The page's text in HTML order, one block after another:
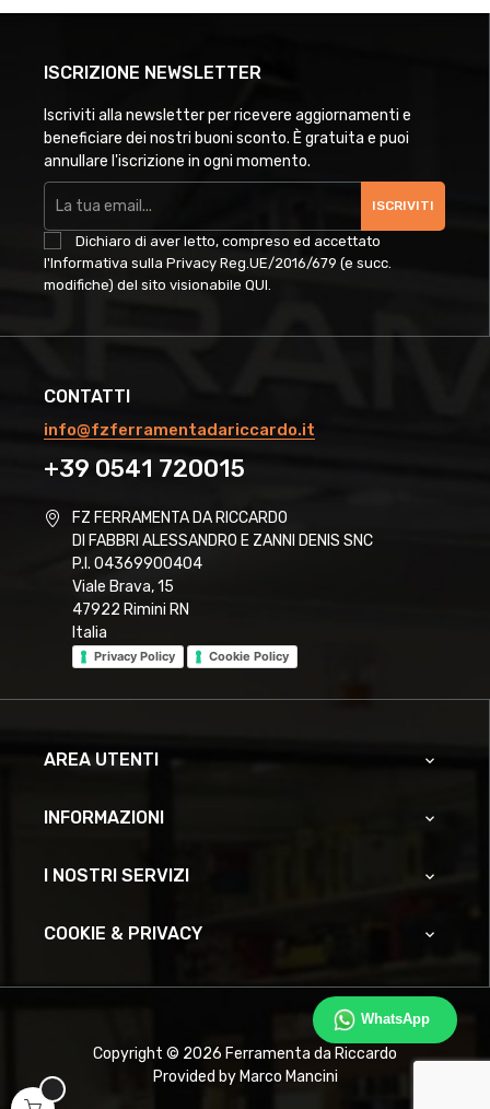
ISCRIZIONE NEWSLETTER
Iscriviti alla newsletter per ricevere aggiornamenti e
beneficiare dei nostri buoni sconto. È gratuita e puoi
annullare l'iscrizione in ogni momento.
ISCRIVITI
Dichiaro di aver letto, compreso ed accettato
l'Informativa sulla Privacy Reg.UE/2016/679 (e succ.
modifiche) del sito visionabile QUI
WhatsApp
CONTATTI
info@fzferramentadariccardo.it
+39 0541 720015
FZ FERRAMENTA DA RICCARDO
DI FABBRI ALESSANDRO E ZANNI DENIS SNC
P.I. 04369900404
Viale Brava, 15
47922 Rimini RN
Italia
Privacy Policy Cookie Policy
AREA UTENTI 
INFORMAZIONI 
I NOSTRI SERVIZI 
COOKIE & PRIVACY 
Copyright © 2026 Ferramenta da Riccardo
Provided by Marco Mancini